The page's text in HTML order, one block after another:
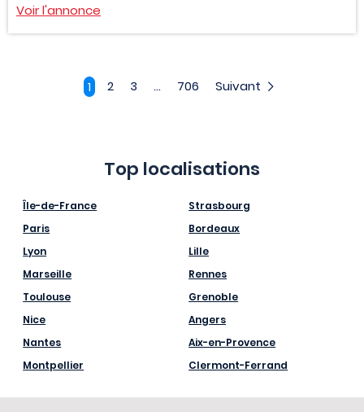
Voir l'annonce
1 2 3 ... 706 Suivant
Top localisations
Île-de-France
Paris
Lyon
Marseille
Toulouse
Nice
Nantes
Montpellier
Strasbourg
Bordeaux
Lille
Rennes
Grenoble
Angers
Aix-en-Provence
Clermont-Ferrand